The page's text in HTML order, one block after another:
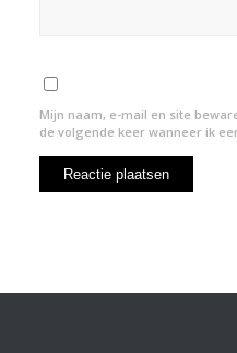
Mijn naam, e-mail en site
de volgende keer wanneer ik